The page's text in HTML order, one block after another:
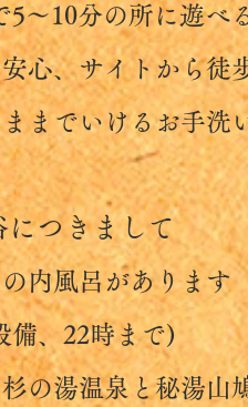
分の所に遊べる
サイトから徒歩
いけるお手洗い
につきまして
呂があります
22時まで)
温泉と秘湯山